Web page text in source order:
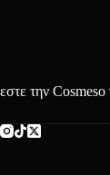
την Cosmeso